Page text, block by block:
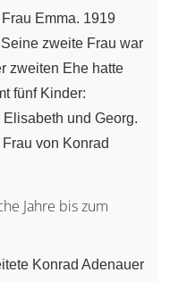
Emma. 1919
zweite Frau war
zweiten Ehe hatte
fünf Kinder:
und Georg.
von Konrad
Jahre bis zum
Konrad Adenauer